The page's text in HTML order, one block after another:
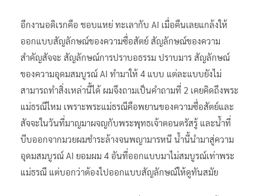
อีกงานอดิเรกคือ ชอบแหย่ ทะเลากับ AI เมื่อคืนเลยแกล้งให้
ออกแบบสัญลักษณ์ของความซื่อสัตย์ สัญลักษณ์ของความ
สำคัญสัจจะ สัญลักษณ์การปราบอธรรม ปราบมาร สัญลักษณ์
ของความอุดมสมบูรณ์ AI ทำมาให้ 4 แบบ แต่ละแบบยังไม่
สามารถทำสิ่งเหล่านี้ได้ ผมจึงถามเป็นคำถามที่ 2 เคยคิดถึงพระ
แม่ธรณีไหม เพราะพระแม่ธรณีคือพยานของความซื่อสัตย์และ
สัจจะในวันที่มาญมาผจญกับพระพุทธเจ้าตอนตรัสรู้ และน้ำที่
บีบออกจากมวยผมชำระล้างจนพญามารหนี น้ำนี้นำมาสู่ความ
อุดมสมบูรณ์ AI ยอมผม 4 อันที่ออกแบบมาไม่สมบูรณ์เท่าพระ
แม่ธรณี แต่บอกว่าต้องไปออกแบบสัญลักษณ์ให้ดูทันสมัย